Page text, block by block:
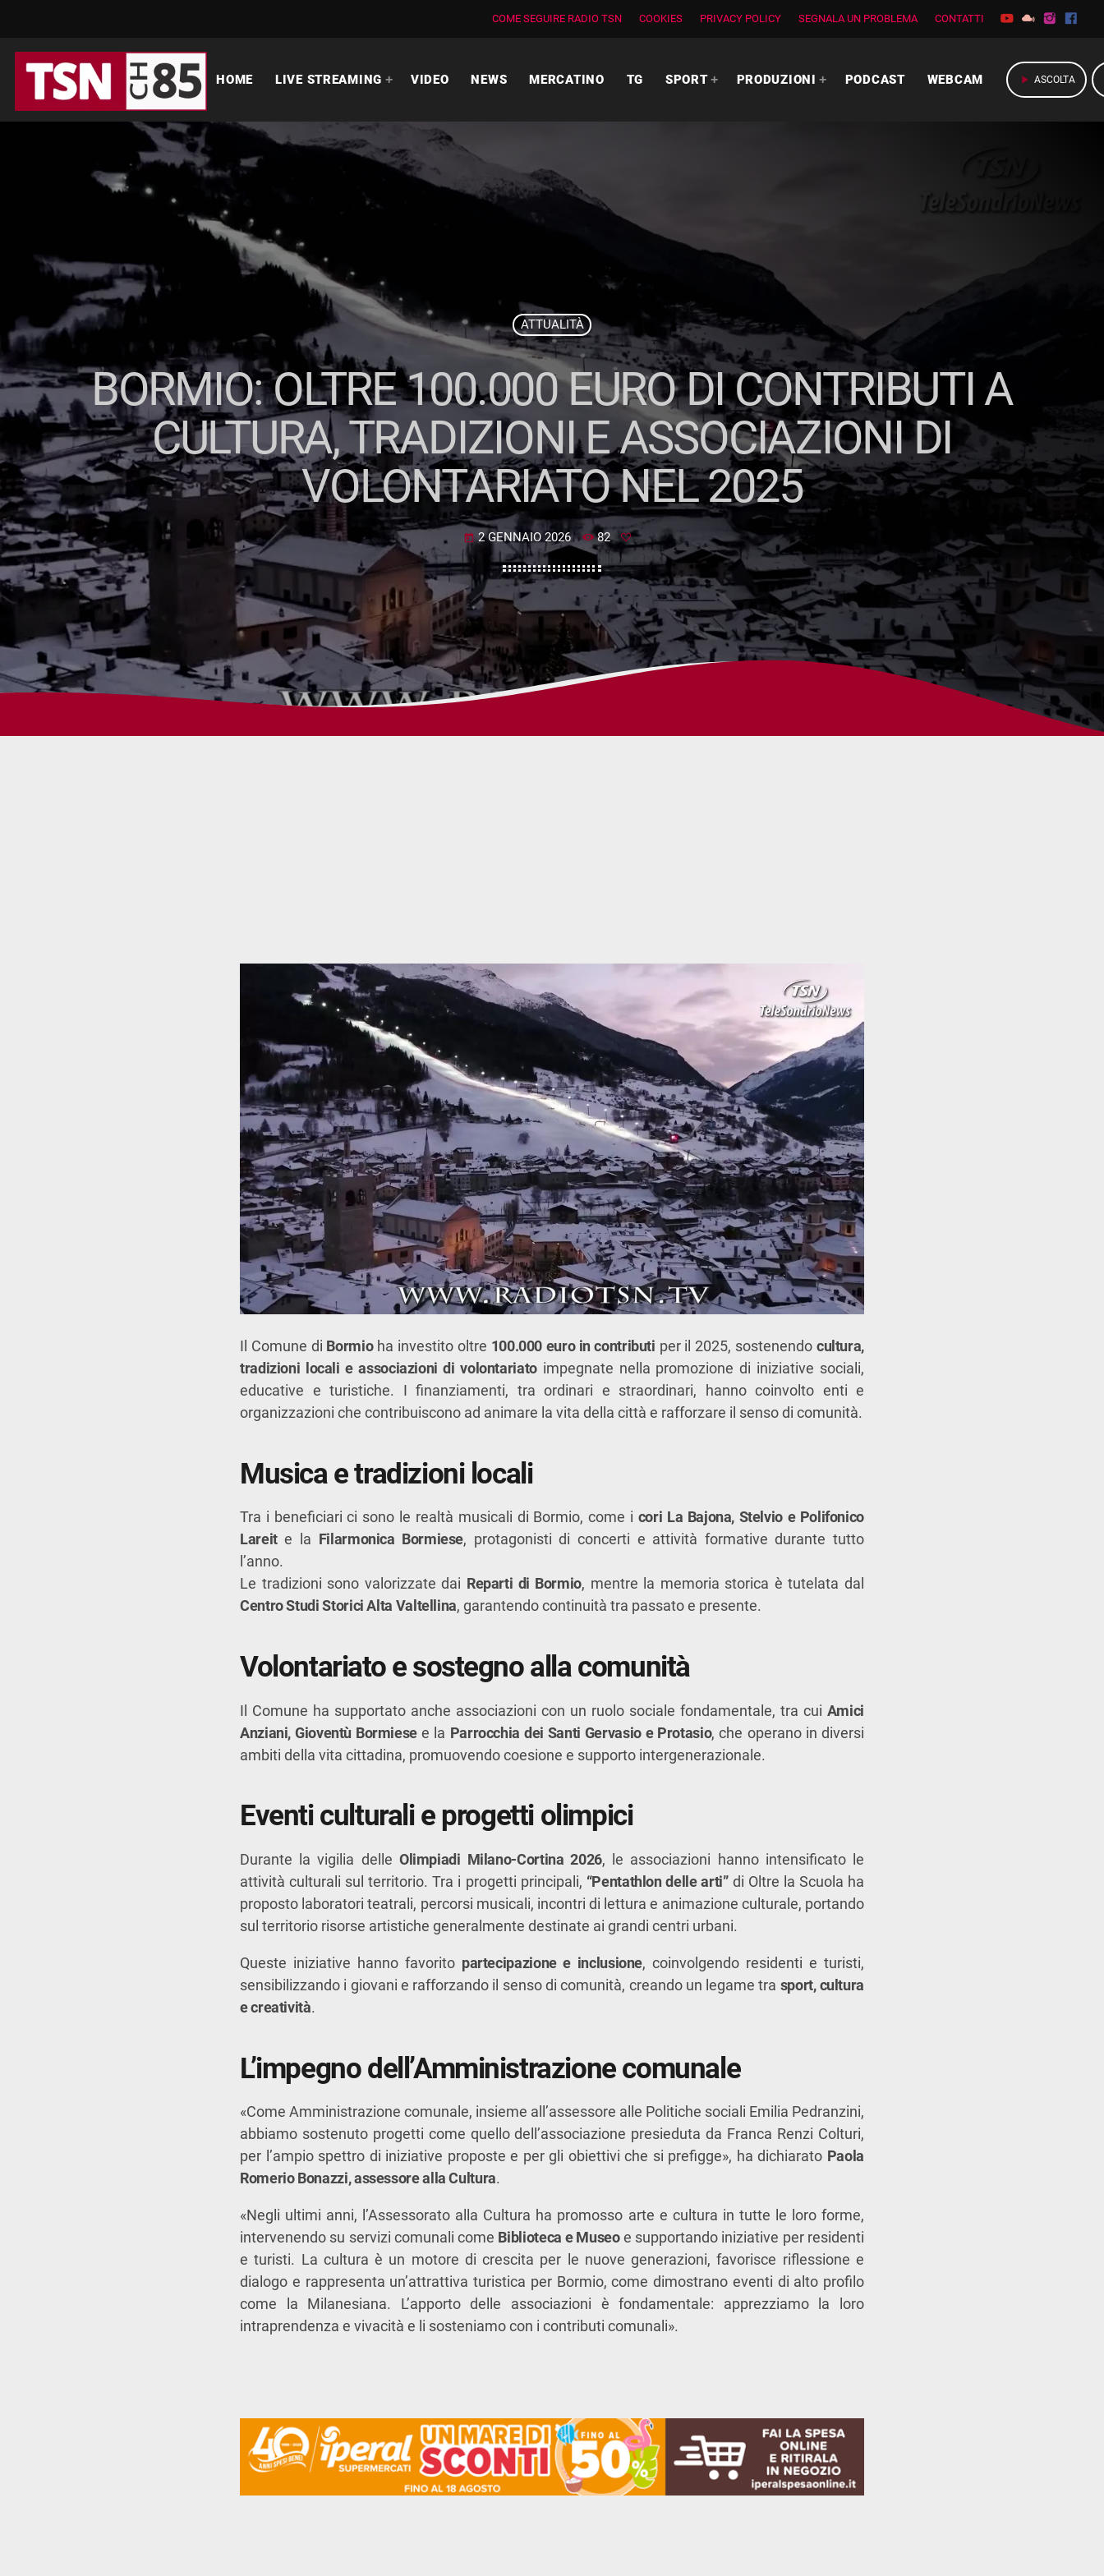
COME SEGUIRE RADIO TSN COOKIES PRIVACY POLICY SEGNALA UN PROBLEMA CONTATTI
HOME LIVE STREAMING VIDEO NEWS MERCATINO TG SPORT PRODUZIONI PODCAST WEBCAM play_arrow ASCOLTA
ATTUALITÀ
BORMIO: OLTRE 100.000 EURO DI CONTRIBUTI A
CULTURA, TRADIZIONI E ASSOCIAZIONI DI
VOLONTARIATO NEL 2025
today 2 GENNAIO 2026 82
Il Comune di Bormioha investito oltre 100.000 euro in contributi per il 2025, sostenendo cultura,
tradizioni locali e associazioni di volontariatoimpegnate nella promozione di iniziative sociali,
educative e turistiche. I finanziamenti, tra ordinari e straordinari, hanno coinvolto enti e
organizzazioni che contribuiscono ad animare la vita della città e rafforzare il senso di comunità.
Musica e tradizioni locali
Tra i beneficiari ci sono le realtà musicali di Bormio, come i cori La Bajona, Stelvio e Polifonico
Lareite la Filarmonica Bormiese, protagonisti di concerti e attività formative durante tutto
l’anno.
Le tradizioni sono valorizzate dai Reparti di Bormio, mentre la memoria storica è tutelata dal
Centro Studi Storici Alta Valtellina, garantendo continuità tra passato e presente.
Volontariato e sostegno alla comunità
Il Comune ha supportato anche associazioni con un ruolo sociale fondamentale, tra cui Amici
Anziani, Gioventù Bormiese e la Parrocchia dei Santi Gervasio e Protasio, che operano in diversi
ambiti della vita cittadina, promuovendo coesione e supporto intergenerazionale.
Eventi culturali e progetti olimpici
Durante la vigilia delle Olimpiadi Milano-Cortina 2026, le associazioni hanno intensificato le
attività culturali sul territorio. Tra i progetti principali, “Pentathlon delle arti”di Oltre la Scuola ha
proposto laboratori teatrali, percorsi musicali, incontri di lettura e animazione culturale, portando
sul territorio risorse artistiche generalmente destinate ai grandi centri urbani.
Queste iniziative hanno favorito partecipazione e inclusione, coinvolgendo residenti e turisti,
sensibilizzando i giovani e rafforzando il senso di comunità, creando un legame tra sport, cultura
e creatività.
L’impegno dell’Amministrazione comunale
«Come Amministrazione comunale, insieme all’assessore alle Politiche sociali Emilia Pedranzini,
abbiamo sostenuto progetti come quello dell’associazione presieduta da Franca Renzi Colturi,
per l’ampio spettro di iniziative proposte e per gli obiettivi che si prefigge», ha dichiarato Paola
Romerio Bonazzi, assessore alla Cultura.
«Negli ultimi anni, l’Assessorato alla Cultura ha promosso arte e cultura in tutte le loro forme,
intervenendo su servizi comunali come Biblioteca e Museoe supportando iniziative per residenti
e turisti. La cultura è un motore di crescita per le nuove generazioni, favorisce riflessione e
dialogo e rappresenta un’attrattiva turistica per Bormio, come dimostrano eventi di alto profilo
come la Milanesiana. L’apporto delle associazioni è fondamentale: apprezziamo la loro
intraprendenza e vivacità e li sosteniamo con i contributi comunali».